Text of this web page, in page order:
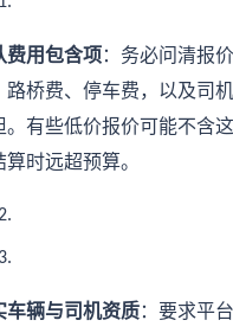
费用包含项 ：务必问清报
路桥费、停车费，以及司
。有些低价报价可能不含
算时远超预算。
3.
车辆与司机资质：要求平